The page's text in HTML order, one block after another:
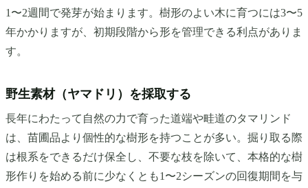
1〜2週間で発芽が始まります。樹形のよい木に育つには3〜5
年かかりますが、初期段階から形を管理できる利点がありま
す。
野生素材（ヤマドリ）を採取する
長年にわたって自然の力で育った道端や畦道のタマリンド
は、苗圃品より個性的な樹形を持つことが多い。掘り取る際
は根系をできるだけ保全し、不要な枝を除いて、本格的な樹
形作りを始める前に少なくとも1〜2シーズンの回復期間を与